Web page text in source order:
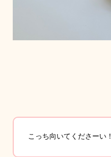
こっち向いてくださーい！